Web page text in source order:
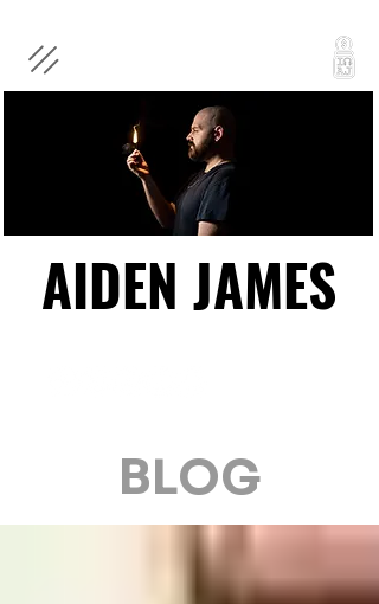
AIDEN JAMES
AIDEN JAMES
BLOG